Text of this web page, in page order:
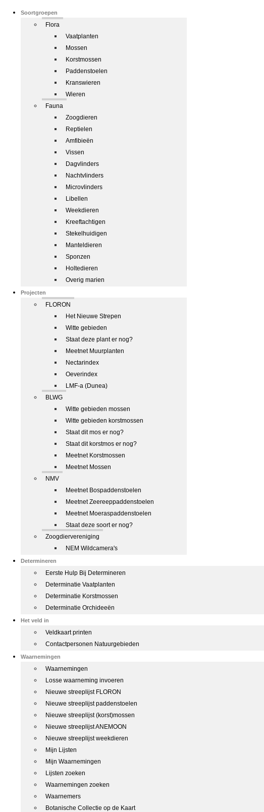
Soortgroepen
Flora
Vaatplanten
Mossen
Korstmossen
Paddenstoelen
Kranswieren
Wieren
Fauna
Zoogdieren
Reptielen
Amfibieën
Vissen
Dagvlinders
Nachtvlinders
Microvlinders
Libellen
Weekdieren
Kreeftachtigen
Stekelhuidigen
Manteldieren
Sponzen
Holtedieren
Overig marien
Projecten
FLORON
Het Nieuwe Strepen
Witte gebieden
Staat deze plant er nog?
Meetnet Muurplanten
Nectarindex
Oeverindex
LMF-a (Dunea)
BLWG
Witte gebieden mossen
Witte gebieden korstmossen
Staat dit mos er nog?
Staat dit korstmos er nog?
Meetnet Korstmossen
Meetnet Mossen
NMV
Meetnet Bospaddenstoelen
Meetnet Zeereeppaddenstoelen
Meetnet Moeraspaddenstoelen
Staat deze soort er nog?
Zoogdiervereniging
NEM Wildcamera's
Determineren
Eerste Hulp Bij Determineren
Determinatie Vaatplanten
Determinatie Korstmossen
Determinatie Orchideeën
Het veld in
Veldkaart printen
Contactpersonen Natuurgebieden
Waarnemingen
Waarnemingen
Losse waarneming invoeren
Nieuwe streeplijst FLORON
Nieuwe streeplijst paddenstoelen
Nieuwe streeplijst (korst)mossen
Nieuwe streeplijst ANEMOON
Nieuwe streeplijst weekdieren
Mijn Lijsten
Mijn Waarnemingen
Lijsten zoeken
Waarnemingen zoeken
Waarnemers
Botanische Collectie op de Kaart